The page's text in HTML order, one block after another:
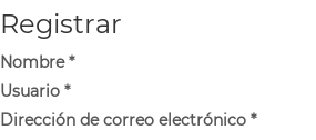
Registrar
Nombre*
Usuario *
Dirección de correo electrónico *